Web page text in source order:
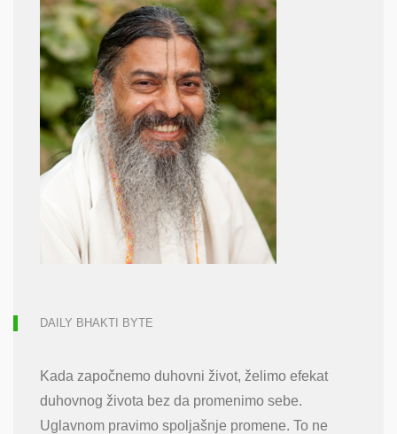
DAILY BHAKTI BYTE
Kada započnemo duhovni život, želimo efekat
duhovnog života bez da promenimo sebe.
Uglavnom pravimo spoljašnje promene. To ne